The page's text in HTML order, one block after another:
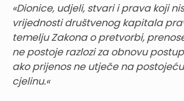
«Dionice, udjeli, stvari i prava koji
vrijednosti društvenog kapitala
temelju Zakona o pretvorbi,
ne postoje razlozi za obnovu
ako prijenos ne utječe na
cjelinu.«